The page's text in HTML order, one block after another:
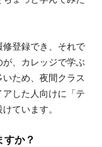
登録でき、それで
、カレッジで学ぶ
ため、夜間クラス
した人向けに「テ
ています。
か？